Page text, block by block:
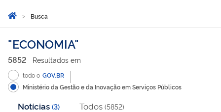
Você está aqui:
Página Inicial
Busca
Busca
ECONOMIA
5852 Resultados em
todo o GOV.BR
Ministério da Gestão e da Inovação em Serviços Públicos
Notícias (3) Todos (5852)